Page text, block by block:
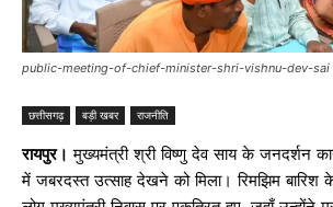
public-meeting-of-chief-minister-shri-vishnu-dev-sai
छत्तीसगढ़ बड़ी खबर राजनीति
रायपुर। मुख्यमंत्री श्री विष्णु देव साय के जनदर्शन
में जबरदस्त उत्साह देखने को मिला। रिमझिम बारिश